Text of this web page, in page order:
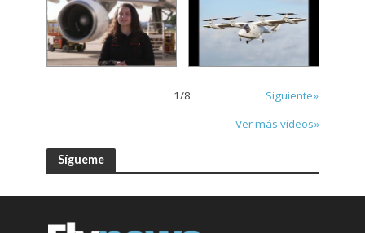
1/8
Siguiente»
Ver más vídeos»
Sígueme